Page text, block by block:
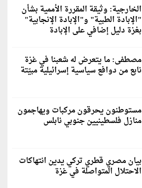
الخارجية: وثيقة المقررة الأممية بشأن
"الإبادة الطبية" و"الإبادة الإنجابية"
بغزة دليل إضافي على الإبادة
مصطفى: ما يتعرض له شعبنا في غزة
نابع من دوافع سياسية إسرائيلية مبيّتة
مستوطنون يحرقون مركبات ويهاجمون
منازل فلسطينيين جنوبي نابلس
بيان مصري قطري تركي يدين انتهاكات
الاحتلال المتواصلة في غزة